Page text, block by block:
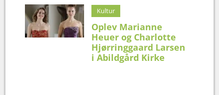
Kultur
Oplev Marianne
Heuer og Charlotte
Hjørringgaard Larsen
i Abildgård Kirke